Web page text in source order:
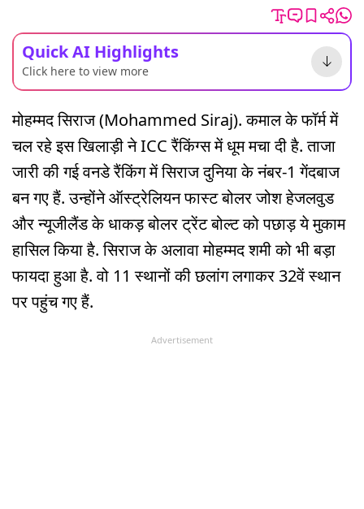
Quick AI Highlights
Click here to view more
मोहम्मद सिराज (Mohammed Siraj). कमाल के फॉर्म में
चल रहे इस खिलाड़ी ने ICC रैंकिंग्स में धूम मचा दी है. ताजा
जारी की गई वनडे रैंकिंग में सिराज दुनिया के नंबर-1 गेंदबाज
बन गए हैं. उन्होंने ऑस्ट्रेलियन फास्ट बोलर जोश हेजलवुड
और न्यूजीलैंड के धाकड़ बोलर ट्रेंट बोल्ट को पछाड़ ये मुकाम
हासिल किया है. सिराज के अलावा मोहम्मद शमी को भी बड़ा
फायदा हुआ है. वो 11 स्थानों की छलांग लगाकर 32वें स्थान
पर पहुंच गए हैं.
Advertisement